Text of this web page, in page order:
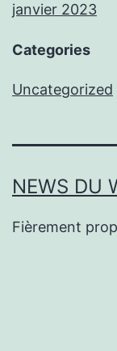
janvier 2023
Categories
Uncategorized
NEWS DU
Fièrement